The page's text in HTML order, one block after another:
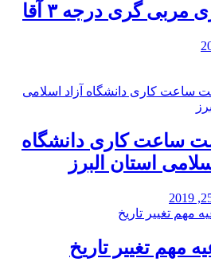
مربی گری درجه ۳ آقا
ساعت کاری دانشگاه
استان البرز
مهم تغییر تاریخ